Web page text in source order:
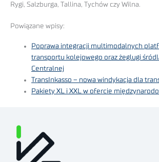
Rygi, Salzburga, Tallina, Tychów czy Wilna.
Powiązane wpisy:
Poprawa integracji multimodalnych
transportu kolejowego oraz żeglugi
Centralnej
TransInkasso – nowa windykacja dla
Pakiety XL i XXL w ofercie